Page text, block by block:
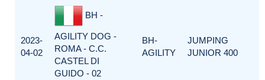
2023-
04-02
BH -
AGILITY DOG -
ROMA - C.C.
CASTEL DI
GUIDO - 02
BH-
AGILITY
JUMPING
JUNIOR 400